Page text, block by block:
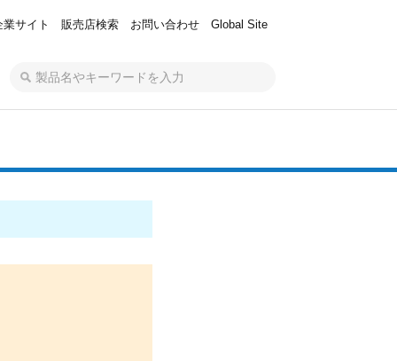
業サイト 販売店検索 お問い合わせ Global Site